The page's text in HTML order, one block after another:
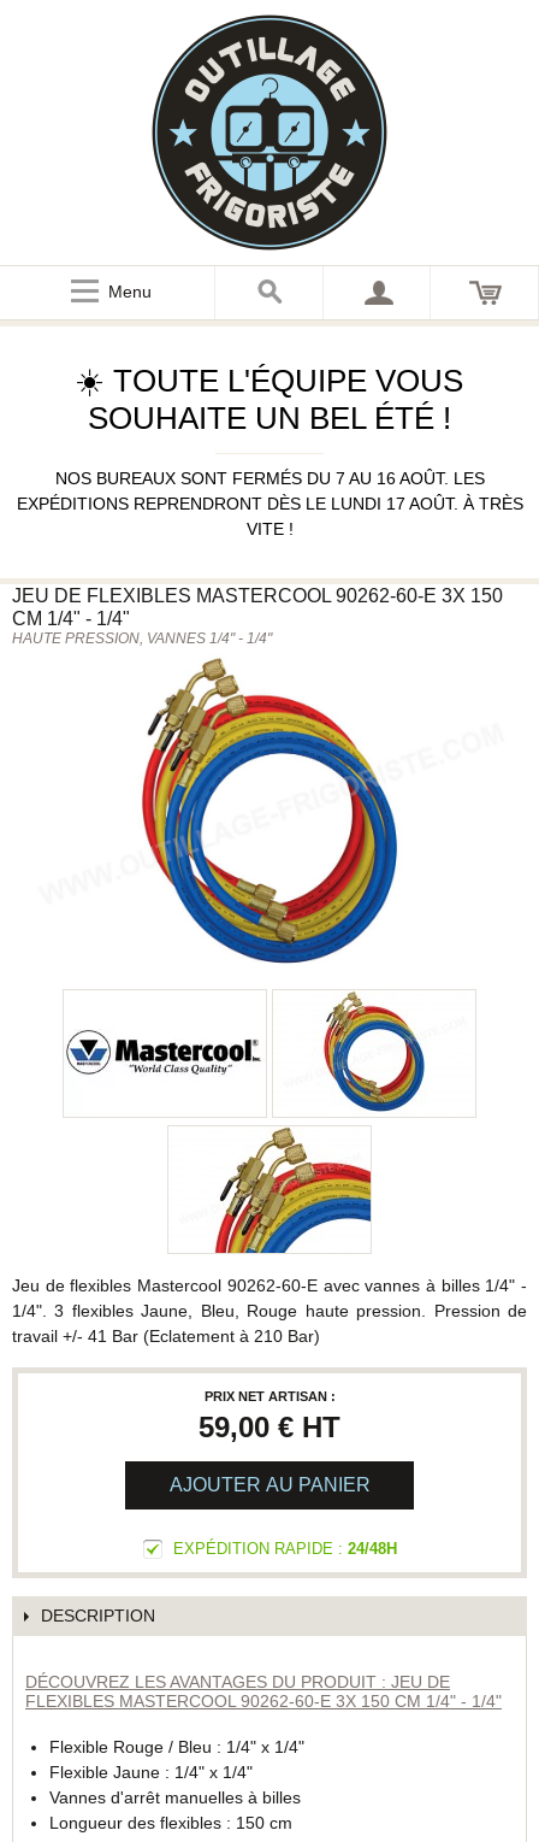
Menu
☀️ TOUTE L'ÉQUIPE VOUS
SOUHAITE UN BEL ÉTÉ !
NOS BUREAUX SONT FERMÉS DU 7 AU 16 AOÛT. LES
EXPÉDITIONS REPRENDRONT DÈS LE LUNDI 17 AOÛT. À TRÈS
VITE !
JEU DE FLEXIBLES MASTERCOOL 90262-60-E 3X 150
CM 1/4" - 1/4"
HAUTE PRESSION, VANNES 1/4" - 1/4"
Jeu de flexibles Mastercool 90262-60-E avec vannes à billes 1/4" -
1/4". 3 flexibles Jaune, Bleu, Rouge haute pression. Pression de
travail +/- 41 Bar (Eclatement à 210 Bar)
PRIX NET ARTISAN :
59,00 € HT
AJOUTER AU PANIER
EXPÉDITION RAPIDE : 24/48H
DESCRIPTION
DÉCOUVREZ LES AVANTAGES DU PRODUIT : JEU DE
FLEXIBLES MASTERCOOL 90262-60-E 3X 150 CM 1/4" - 1/4"
Flexible Rouge / Bleu : 1/4" x 1/4"
Flexible Jaune : 1/4" x 1/4"
Vannes d'arrêt manuelles à billes
Longueur des flexibles : 150 cm